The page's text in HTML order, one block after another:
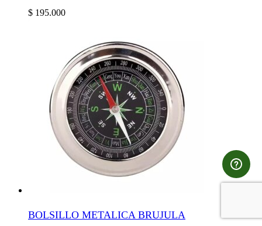
$ 195.000
BOLSILLO METALICA BRUJULA